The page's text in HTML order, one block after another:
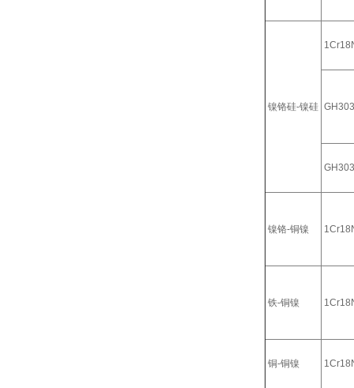
镍铬硅-镍硅
镍铬-铜镍
铁-铜镍
铜-铜镍